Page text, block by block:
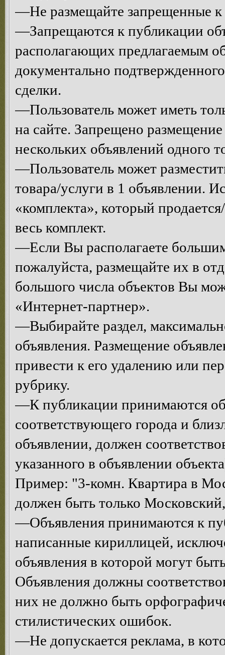
—Не размещайте запрещенные к
—Запрещаются к публикации
располагающих предлагаемым
документально
сделки.
—Пользователь может иметь
на сайте. Запрещено
нескольких объявлений одного
—Пользователь может
товара/услуги в 1 объявлении.
«комплекта», который
весь комплект.
—Если Вы располагаете
пожалуйста, размещайте их в
большого числа объектов Вы
«Интернет-партнер».
—Выбирайте раздел,
объявления. Размещение
привести к его удалению или
рубрику.
—К публикации принимаются
соответствующего города и
объявлении, должен
указанного в объявлении
Пример: "3-комн. Квартира в
должен быть только
—Объявления принимаются к
написанные кириллицей,
объявления в которой могут
Объявления должны
них не должно быть
стилистических ошибок.
—Не допускается реклама, в